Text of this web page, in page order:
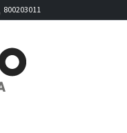
800203011